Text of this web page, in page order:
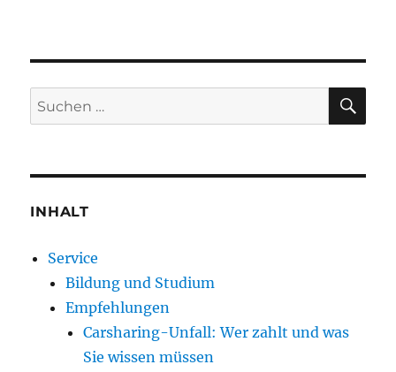
Suche
nach:
INHALT
Service
Bildung und Studium
Empfehlungen
Carsharing-Unfall: Wer zahlt und was
Sie wissen müssen